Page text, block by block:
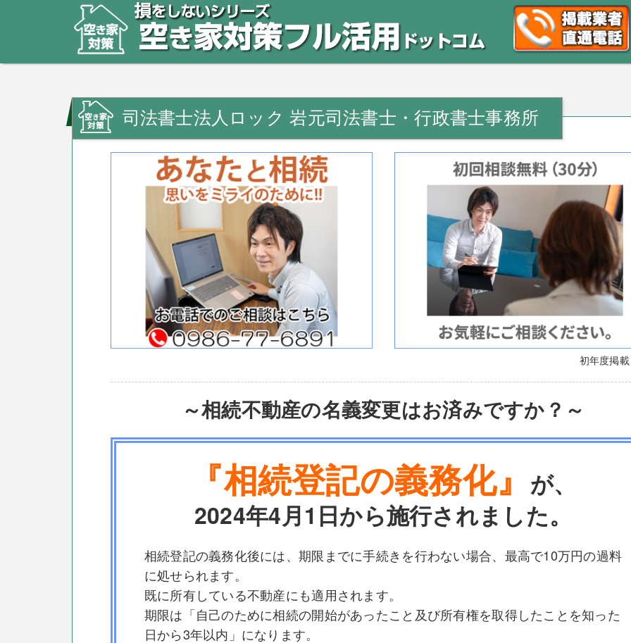
司法書士法人ロック 岩元司法書士・行政書士事務所
初年度掲
～相続不動産の名義変更はお済みですか？～
『相続登記の義務化』
が、
2024年4月1日から施行されました。
相続登記の義務化後には、期限までに手続きを行わない場合、最高で10万円の過料
に処せられます。
既に所有している不動産にも適用されます。
期限は「自己のために相続の開始があったこと及び所有権を取得したことを知った
日から3年以内」になります。